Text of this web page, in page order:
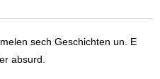
sech Geschichten un. E
absurd.